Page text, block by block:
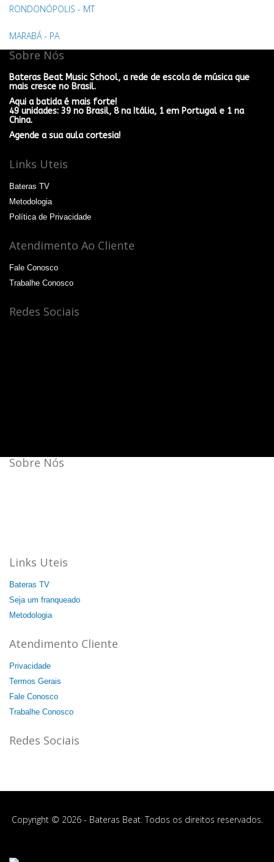
RONDONÓPOLIS - MT
MARABÁ - PA
Sobre Nós
Bateras Beat Music School, a rede de escola de música que
mais cresce no Brasil.
Aqui a batida é mais forte!
49 unidades: 39 no Brasil, 8 na Itália, 1 em Portugal e 1 na
China.
Agende a sua aula cortesia!
Links Uteis
Bateras TV
Metodologia
Política de Privacidade
Atendimento Ao Cliente
Fale Conosco
Trabalhe Conosco
Redes Sociais
Sobre Nós
Links Uteis
Bateras TV
Seja um franqueado
Metodologia
Atendimento Cliente
Privacidade
Termos Gerais
Fale Conosco
Trabalhe Conosco
Redes Sociais
Copyright © 2026 - Bateras Beat. Todos os direitos reservados.